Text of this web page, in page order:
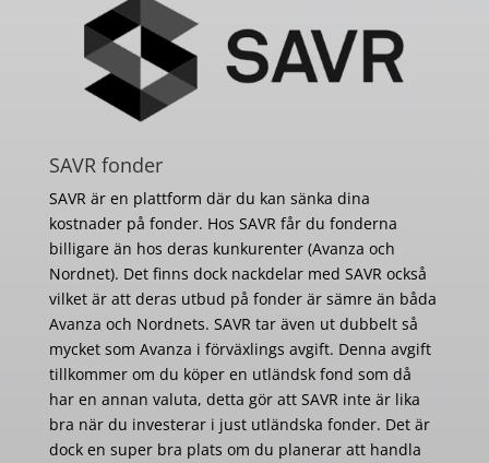
SAVR fonder
SAVR är en plattform där du kan sänka dina
kostnader på fonder. Hos SAVR får du fonderna
billigare än hos deras kunkurenter (Avanza och
Nordnet). Det finns dock nackdelar med SAVR också
vilket är att deras utbud på fonder är sämre än båda
Avanza och Nordnets. SAVR tar även ut dubbelt så
mycket som Avanza i förväxlings avgift. Denna avgift
tillkommer om du köper en utländsk fond som då
har en annan valuta, detta gör att SAVR inte är lika
bra när du investerar i just utländska fonder. Det är
dock en super bra plats om du planerar att handla